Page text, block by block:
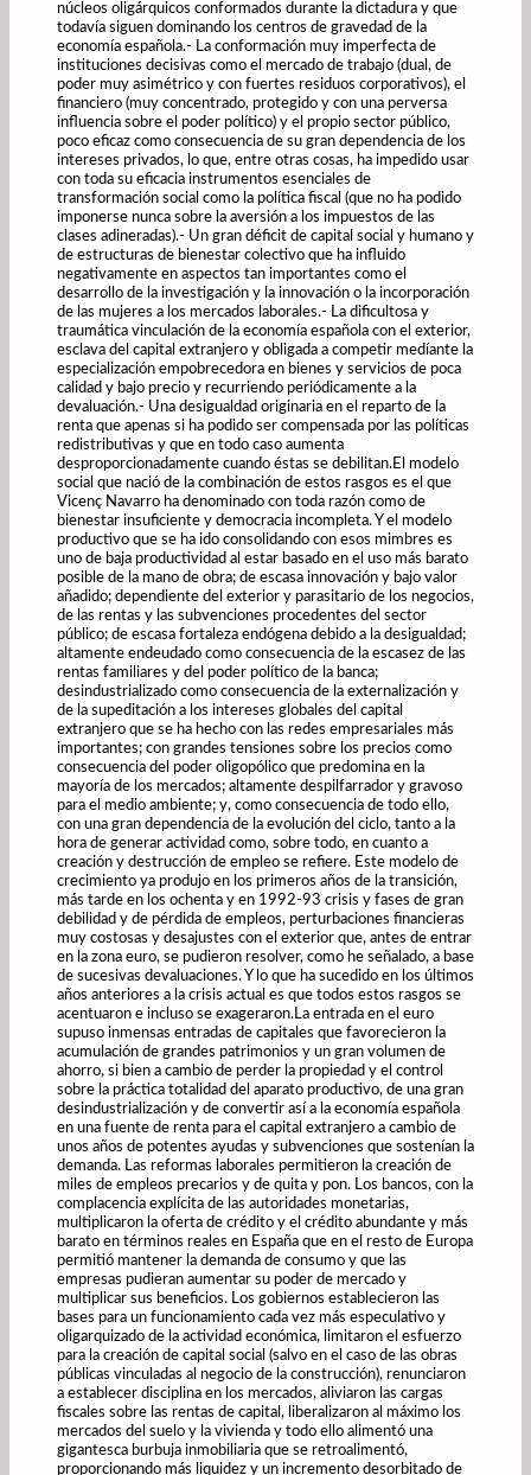
núcleos oligárquicos conformados durante la dictadura y que
todavía siguen dominando los centros de gravedad de la
economía española.- La conformación muy imperfecta de
instituciones decisivas como el mercado de trabajo (dual, de
poder muy asimétrico y con fuertes residuos corporativos), el
financiero (muy concentrado, protegido y con una perversa
influencia sobre el poder político) y el propio sector público,
poco eficaz como consecuencia de su gran dependencia de los
intereses privados, lo que, entre otras cosas, ha impedido usar
con toda su eficacia instrumentos esenciales de
transformación social como la política fiscal (que no ha podido
imponerse nunca sobre la aversión a los impuestos de las
clases adineradas).- Un gran déficit de capital social y humano y
de estructuras de bienestar colectivo que ha influido
negativamente en aspectos tan importantes como el
desarrollo de la investigación y la innovación o la incorporación
de las mujeres a los mercados laborales.- La dificultosa y
traumática vinculación de la economía española con el exterior,
esclava del capital extranjero y obligada a competir medíante la
especialización empobrecedora en bienes y servicios de poca
calidad y bajo precio y recurriendo periódicamente a la
devaluación.- Una desigualdad originaria en el reparto de la
renta que apenas si ha podido ser compensada por las políticas
redistributivas y que en todo caso aumenta
desproporcionadamente cuando éstas se debilitan.El modelo
social que nació de la combinación de estos rasgos es el que
Vicenç Navarro ha denominado con toda razón como de
bienestar insuficiente y democracia incompleta. Y el modelo
productivo que se ha ido consolidando con esos mimbres es
uno de baja productividad al estar basado en el uso más barato
posible de la mano de obra; de escasa innovación y bajo valor
añadido; dependiente del exterior y parasitario de los negocios,
de las rentas y las subvenciones procedentes del sector
público; de escasa fortaleza endógena debido a la desigualdad;
altamente endeudado como consecuencia de la escasez de las
rentas familiares y del poder político de la banca;
desindustrializado como consecuencia de la externalización y
de la supeditación a los intereses globales del capital
extranjero que se ha hecho con las redes empresariales más
importantes; con grandes tensiones sobre los precios como
consecuencia del poder oligopólico que predomina en la
mayoría de los mercados; altamente despilfarrador y gravoso
para el medio ambiente; y, como consecuencia de todo ello,
con una gran dependencia de la evolución del ciclo, tanto a la
hora de generar actividad como, sobre todo, en cuanto a
creación y destrucción de empleo se refiere. Este modelo de
crecimiento ya produjo en los primeros años de la transición,
más tarde en los ochenta y en 1992-93 crisis y fases de gran
debilidad y de pérdida de empleos, perturbaciones financieras
muy costosas y desajustes con el exterior que, antes de entrar
en la zona euro, se pudieron resolver, como he señalado, a base
de sucesivas devaluaciones. Y lo que ha sucedido en los últimos
años anteriores a la crisis actual es que todos estos rasgos se
acentuaron e incluso se exageraron.La entrada en el euro
supuso inmensas entradas de capitales que favorecieron la
acumulación de grandes patrimonios y un gran volumen de
ahorro, si bien a cambio de perder la propiedad y el control
sobre la práctica totalidad del aparato productivo, de una gran
desindustrialización y de convertir así a la economía española
en una fuente de renta para el capital extranjero a cambio de
unos años de potentes ayudas y subvenciones que sostenían la
demanda. Las reformas laborales permitieron la creación de
miles de empleos precarios y de quita y pon. Los bancos, con la
complacencia explícita de las autoridades monetarias,
multiplicaron la oferta de crédito y el crédito abundante y más
barato en términos reales en España que en el resto de Europa
permitió mantener la demanda de consumo y que las
empresas pudieran aumentar su poder de mercado y
multiplicar sus beneficios. Los gobiernos establecieron las
bases para un funcionamiento cada vez más especulativo y
oligarquizado de la actividad económica, limitaron el esfuerzo
para la creación de capital social (salvo en el caso de las obras
públicas vinculadas al negocio de la construcción), renunciaron
a establecer disciplina en los mercados, aliviaron las cargas
fiscales sobre las rentas de capital, liberalizaron al máximo los
mercados del suelo y la vivienda y todo ello alimentó una
gigantesca burbuja inmobiliaria que se retroalimentó,
proporcionando más liquidez y un incremento desorbitado de